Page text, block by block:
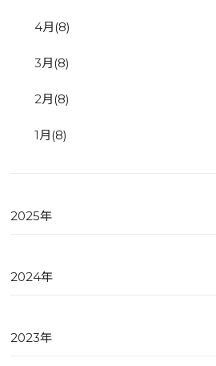
4月 (8)
3月 (8)
2月 (8)
1月 (8)
2025年
2024年
2023年